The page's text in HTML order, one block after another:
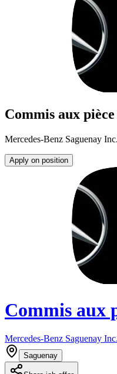
Commis aux pièce
Mercedes-Benz Saguenay Inc.
Apply on position
Commis aux
Mercedes-Benz Saguenay Inc.
Saguenay